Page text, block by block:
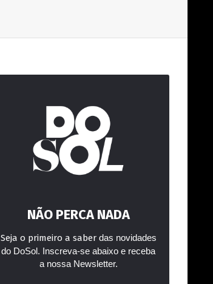
NÃO PERCA NADA
Seja o primeiro a saberdas novidades
do DoSol. Inscreva-se abaixo e receba
a nossa Newsletter.